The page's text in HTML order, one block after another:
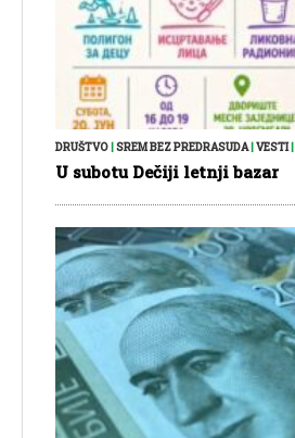
DRUŠTVO|SREM BEZ PREDRASUDA|VESTI|
U subotu Dečiji letnji bazar